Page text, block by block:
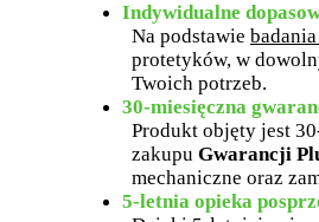
Indywidualne
Na podstawie badania
protetyków, w
Twoich potrzeb.
30-miesięczna
Produkt objęty jest
zakupu Gwarancji
mechaniczne oraz
5-letnia opieka